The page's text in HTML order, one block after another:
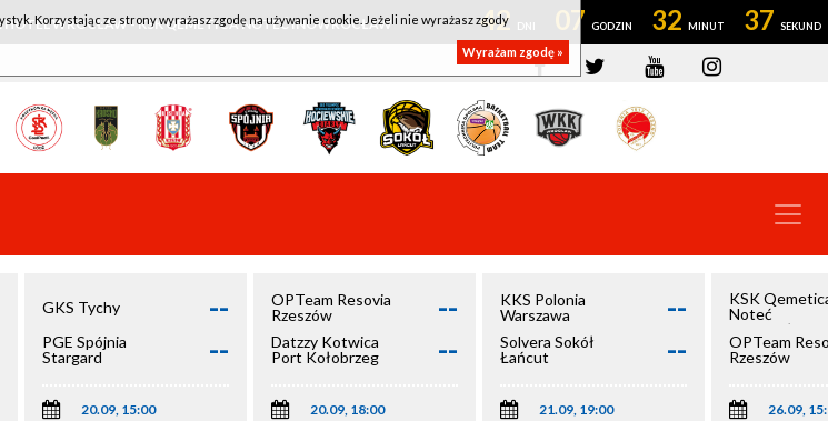
WROCŁAW - KSK QEMETICA NOTEĆ INOWROCŁAW 42 07 32 36
GKS Tychy --
PGE Spójnia
Stargard
--
20.09, 15:00
OPTeam Resovia
Rzeszów
--
Datzzy Kotwica
Port Kołobrzeg
--
20.09, 18:00
KKS Polonia
Warszawa
--
Solvera Sokół
Łańcut
--
21.09, 19:00
KSK
Noteć
Inowrocław
OPTeam
Rzeszów
26.09,
Korzystając ze strony wyrażasz zgodę na używanie cookie. Jeżeli nie wyrażasz zgody
Wyrażam zgodę »